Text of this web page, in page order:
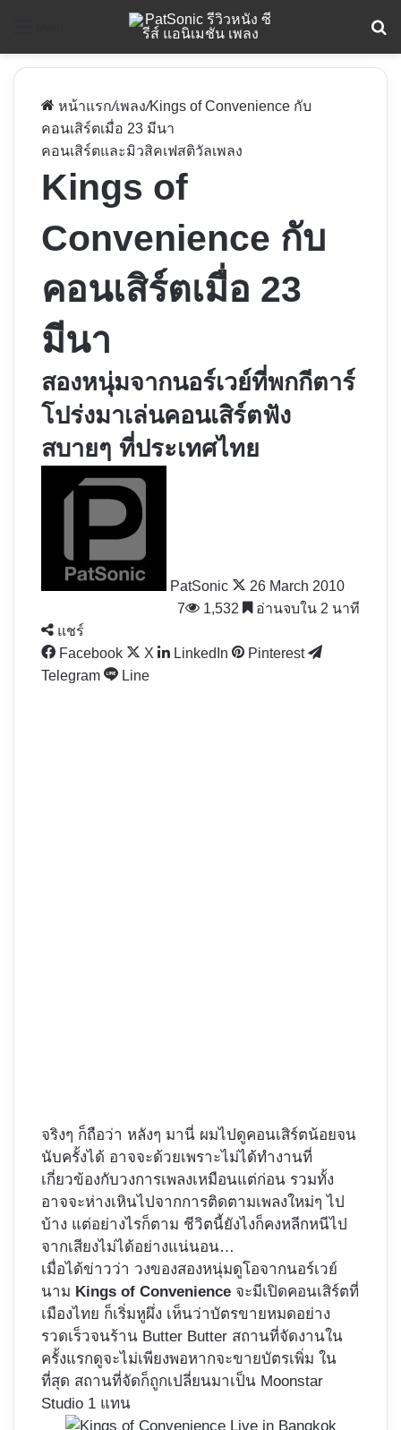
หน้าแรก/เพลง/Kings of Convenience กับ
คอนเสิร์ตเมื่อ 23 มีนา
คอนเสิร์ตและมิวสิคเฟสติวัลเพลง
Kings of
Convenience กับ
คอนเสิร์ตเมื่อ 23
มีนา
สองหนุ่มจากนอร์เวย์ที่พกกีตาร์
โปร่งมาเล่นคอนเสิร์ตฟัง
สบายๆ ที่ประเทศไทย
PatSonic
26 March 2010
7
1,532
อ่านจบใน 2 นาที
แชร์
Facebook
X LinkedIn
Pinterest
Telegram
Line
จริงๆ ก็ถือว่า หลังๆ มานี่ ผมไปดูคอนเสิร์ตน้อยจน
นับครั้งได้ อาจจะด้วยเพราะไม่ได้ทำงานที่
เกี่ยวข้องกับวงการเพลงเหมือนแต่ก่อน รวมทั้ง
อาจจะห่างเหินไปจากการติดตามเพลงใหม่ๆ ไป
บ้าง แต่อย่างไรก็ตาม ชีวิตนี้ยังไงก็คงหลีกหนีไป
จากเสียงไม่ได้อย่างแน่นอน…
เมื่อได้ข่าวว่า วงของสองหนุ่มดูโอจากนอร์เวย์
นาม Kings of Convenience จะมีเปิดคอนเสิร์ตที่
เมืองไทย ก็เริ่มหูผึ่ง เห็นว่าบัตรขายหมดอย่าง
รวดเร็วจนร้าน Butter Butter สถานที่จัดงานใน
ครั้งแรกดูจะไม่เพียงพอหากจะขายบัตรเพิ่ม ใน
ที่สุด สถานที่จัดก็ถูกเปลี่ยนมาเป็น Moonstar
Studio 1 แทน